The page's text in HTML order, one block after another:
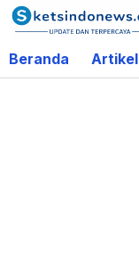
Lewati
ke
konten
Beranda Artikel